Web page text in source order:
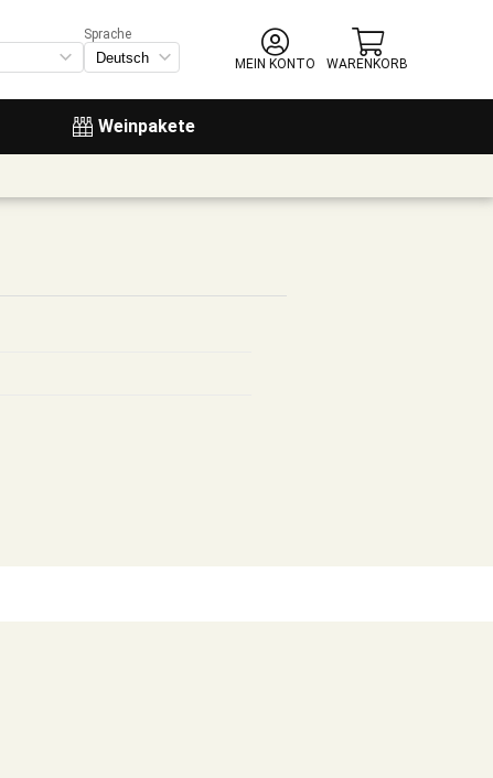
Weinpakete
Sprache
MEIN KONTO
WARENKORB